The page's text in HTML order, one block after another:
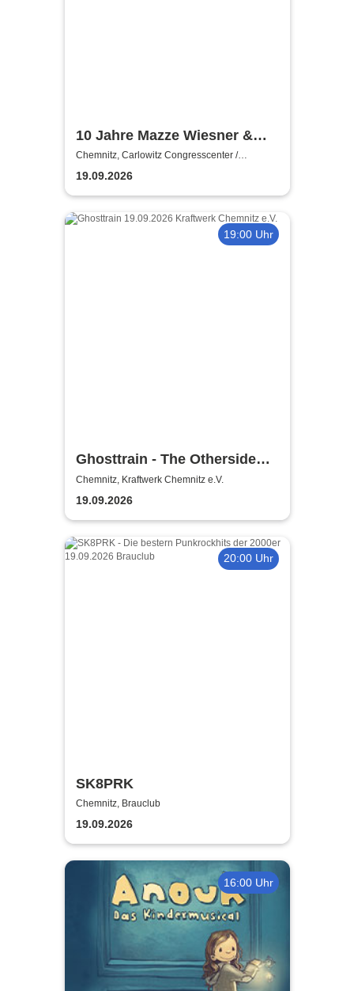
10 Jahre Mazze Wiesner &
Band - Das Jubiläumskonzert
Chemnitz, Carlowitz Congresscenter /
Carlowitz-Saal
19.09.2026
19:00 Uhr
Ghosttrain - The Otherside
Festival 2026
Chemnitz, Kraftwerk Chemnitz e.V.
19.09.2026
20:00 Uhr
SK8PRK
Chemnitz, Brauclub
19.09.2026
16:00 Uhr